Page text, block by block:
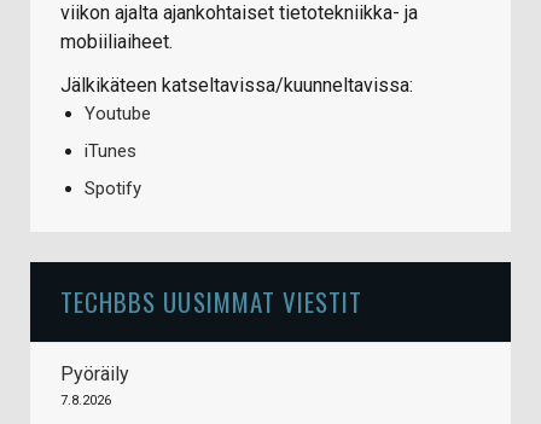
viikon ajalta ajankohtaiset tietotekniikka- ja
mobiiliaiheet.
Jälkikäteen katseltavissa/kuunneltavissa:
Youtube
iTunes
Spotify
TECHBBS UUSIMMAT VIESTIT
Pyöräily
7.8.2026